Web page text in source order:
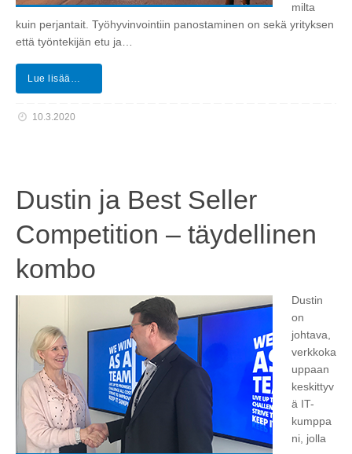
milta
kuin perjantait. Työhyvinvointiin panostaminen on sekä yrityksen
että työntekijän etu ja…
Lue lisää…
10.3.2020
Dustin ja Best Seller
Competition – täydellinen
kombo
Dustin
on
johtava,
verkkoka
uppaan
keskittyv
ä IT-
kumppa
ni, jolla